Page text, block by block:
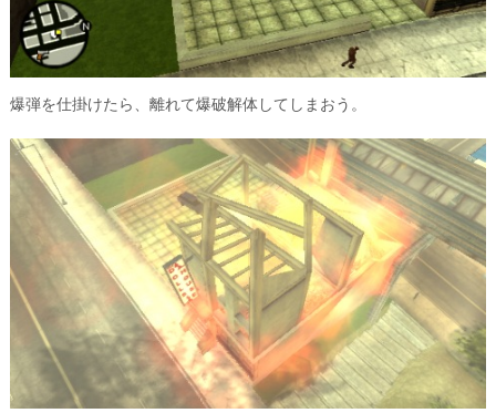
爆弾を仕掛けたら、離れて爆破解体してしまおう。